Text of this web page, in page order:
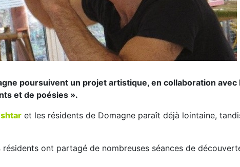
poursuivent un projet artistique, en collaboration avec
et de poésies ».
et les résidents de Domagne paraît déjà lointaine,
ont partagé de nombreuses séances de